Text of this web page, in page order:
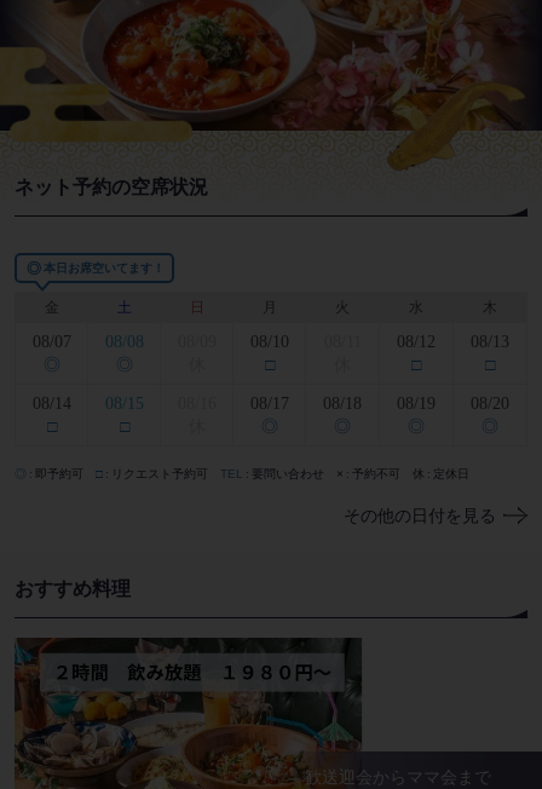
ネット予約の空席状況
◎本日お席空いてます！
金 土 日 火 水 木
08/07
◎
08/08
◎
08/10
□
08/12
□
08/13
□
08/14
□
08/15
□
08/17
◎
08/18
◎
08/19
◎
08/20
◎
即予約可 □ リクエスト予約可 TEL 要問い合わせ × 予約不可 休 定休日
その他の日付を見る
おすすめ料理
歓送迎会からママ会まで